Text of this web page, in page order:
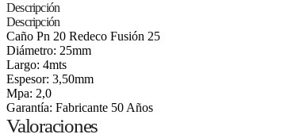
Descripción
Descripción
Caño Pn 20 Redeco Fusión 25
Diámetro: 25mm
Largo: 4mts
Espesor: 3,50mm
Mpa: 2,0
Garantía: Fabricante 50 Años
Valoraciones